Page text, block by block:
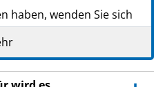
haben, wenden Sie sich
Ihnen persönlich
es nicht an Dritte weiter.